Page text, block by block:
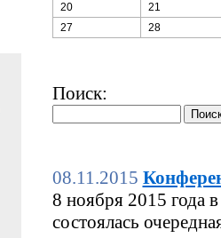
20
21
27
28
Поиск:
08.11.2015
8 ноября 2015 года
состоялась